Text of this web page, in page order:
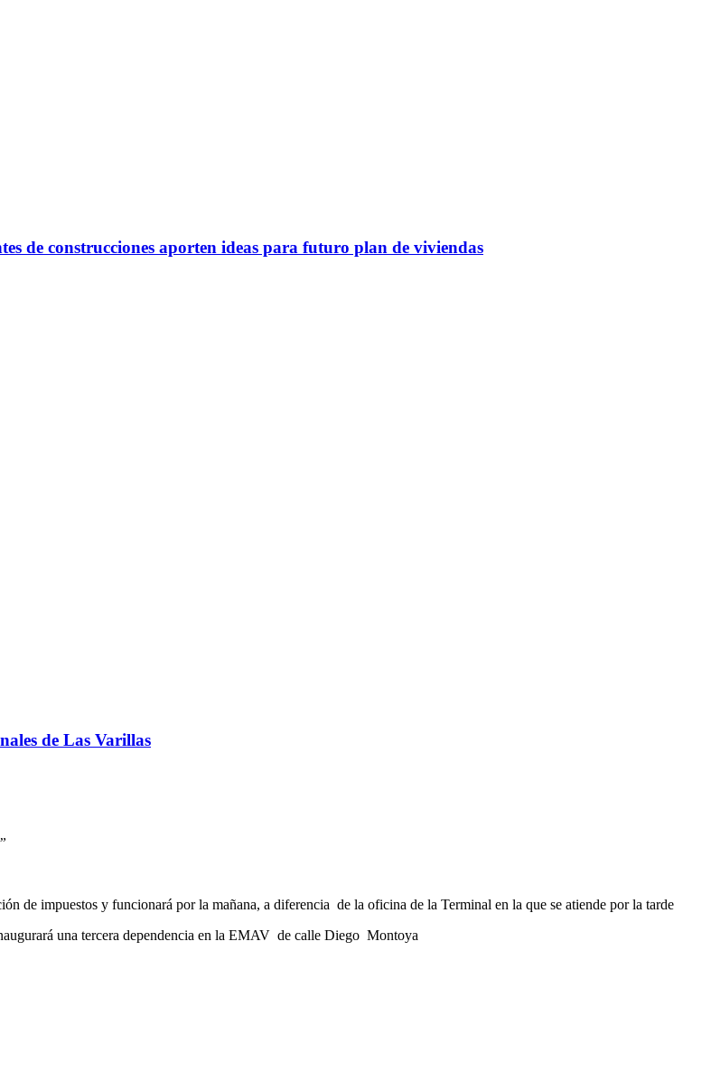
de construcciones aporten ideas para futuro plan de viviendas
de Las Varillas
de impuestos y funcionará por la mañana, a diferencia de la oficina de la Terminal en la que se atiende por la tarde
una tercera dependencia en la EMAV de calle Diego Montoya